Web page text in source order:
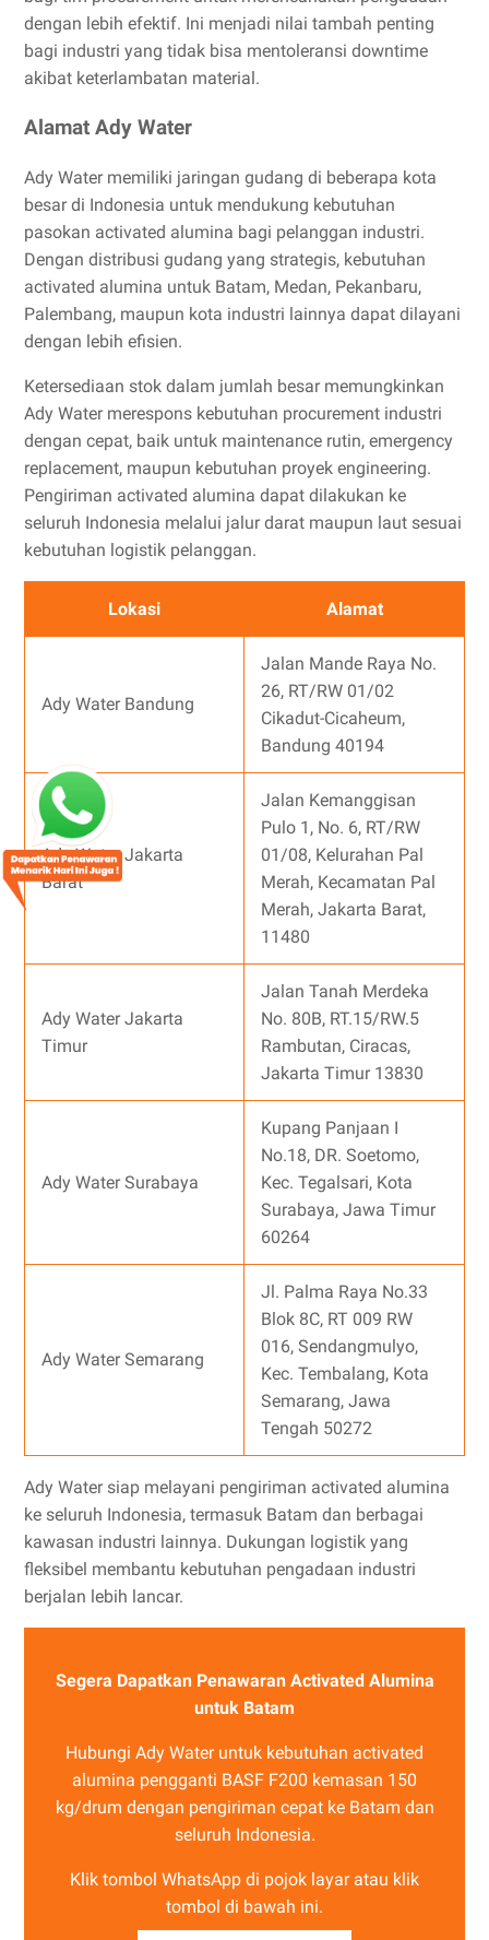
dengan lebih efektif. Ini menjadi nilai tambah penting
bagi industri yang tidak bisa mentoleransi downtime
akibat keterlambatan material.
Alamat Ady Water
Ady Water memiliki jaringan gudang di beberapa kota
besar di Indonesia untuk mendukung kebutuhan
pasokan activated alumina bagi pelanggan industri.
Dengan distribusi gudang yang strategis, kebutuhan
activated alumina untuk Batam, Medan, Pekanbaru,
Palembang, maupun kota industri lainnya dapat dilayani
dengan lebih efisien.
Ketersediaan stok dalam jumlah besar memungkinkan
Ady Water merespons kebutuhan procurement industri
dengan cepat, baik untuk maintenance rutin, emergency
replacement, maupun kebutuhan proyek engineering.
Pengiriman activated alumina dapat dilakukan ke
seluruh Indonesia melalui jalur darat maupun laut sesuai
kebutuhan logistik pelanggan.
Lokasi Alamat
Ady Water Bandung
Jalan Mande Raya No.
26, RT/RW 01/02
Cikadut-Cicaheum,
Bandung 40194
Ady Water Jakarta
Barat
Jalan Kemanggisan
Pulo 1, No. 6, RT/RW
01/08, Kelurahan Pal
Merah, Kecamatan Pal
Merah, Jakarta Barat,
11480
Ady Water Jakarta
Timur
Jalan Tanah Merdeka
No. 80B, RT.15/RW.5
Rambutan, Ciracas,
Jakarta Timur 13830
Ady Water Surabaya
Kupang Panjaan I
No.18, DR. Soetomo,
Kec. Tegalsari, Kota
Surabaya, Jawa Timur
60264
Ady Water Semarang
Jl. Palma Raya No.33
Blok 8C, RT 009 RW
016, Sendangmulyo,
Kec. Tembalang, Kota
Semarang, Jawa
Tengah 50272
Ady Water siap melayani pengiriman activated alumina
ke seluruh Indonesia, termasuk Batam dan berbagai
kawasan industri lainnya. Dukungan logistik yang
fleksibel membantu kebutuhan pengadaan industri
berjalan lebih lancar.
Segera Dapatkan Penawaran Activated Alumina
untuk Batam
Hubungi Ady Water untuk kebutuhan activated
alumina pengganti BASF F200 kemasan 150
kg/drum dengan pengiriman cepat ke Batam dan
seluruh Indonesia.
Klik tombol WhatsApp di pojok layar atau klik
tombol di bawah ini.